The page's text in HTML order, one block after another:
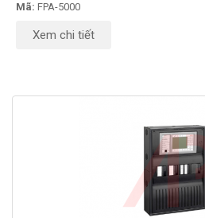
Mã: FPA-5000
Xem chi tiết